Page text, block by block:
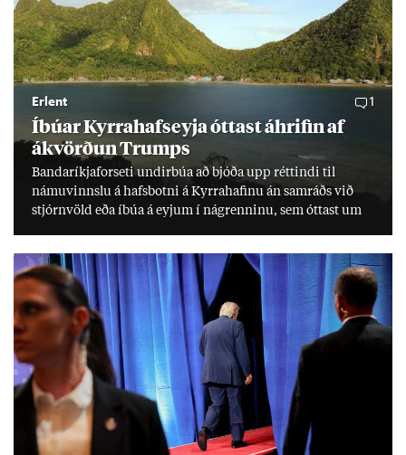
Erlent 1
Íbú­ar Kyrra­hafs­eyja ótt­ast áhrif­in af
ákvörð­un Trumps
Banda­ríkja­for­seti und­ir­búa að bjóða upp rétt­indi til
námu­vinnslu á hafs­botni á Kyrra­haf­inu án sam­ráðs við
stjórn­völd eða íbúa á eyj­um í ná­grenn­inu, sem ótt­ast um